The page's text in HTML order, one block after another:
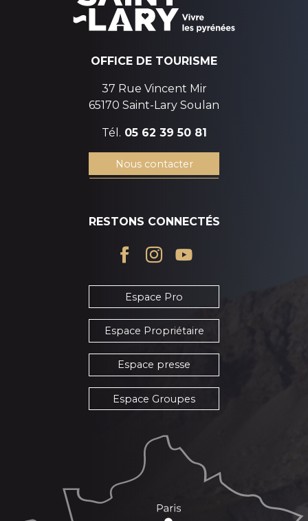
OFFICE DE TOURISME
37 Rue Vincent Mir
65170 Saint-Lary Soulan
Tél. 05 62 39 50 81
Nous contacter
RESTONS CONNECTÉS
Espace Pro
Espace Propriétaire
Espace presse
Espace Groupes